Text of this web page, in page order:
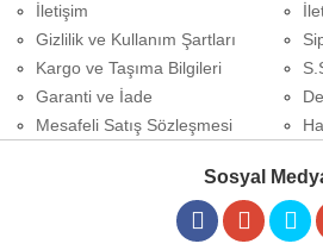
İletişim
Gizlilik ve Kullanım Şartları
Kargo ve Taşıma Bilgileri
Garanti ve İade
Mesafeli Satış Sözleşmesi
Sosyal